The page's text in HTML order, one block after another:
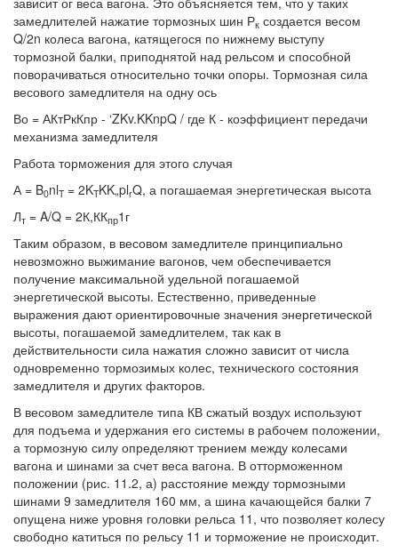
замедлителей нажатие тормозных шин Рк создается весом
Q/2n колеса вагона, катящегося по нижнему выступу
тормозной балки, приподнятой над рельсом и способной
поворачиваться относительно точки опоры. Тормозная сила
весового замедлителя на одну ось
Во = АКтРкКпр - ‘ZKv.KKnpQ / где К - коэффициент передачи
механизма замедлителя
Работа торможения для этого случая
А = B0nlT= 2KTKK„plrQ, а погашаемая энергетическая высота
Лт = A/Q = 2К,ККпр1г
Таким образом, в весовом замедлителе принципиально
невозможно выжимание вагонов, чем обеспечивается
получение максимальной удельной погашаемой
энергетической высоты. Естественно, приведенные
выражения дают ориентировочные значения энергетической
высоты, погашаемой замедлителем, так как в
действительности сила нажатия сложно зависит от числа
одновременно тормозимых колес, технического состояния
замедлителя и других факторов.
В весовом замедлителе типа КВ сжатый воздух используют
для подъема и удержания его системы в рабочем положении,
а тормозную силу определяют трением между колесами
вагона и шинами за счет веса вагона. В отторможенном
положении (рис. 11.2, а) расстояние между тормозными
шинами 9 замедлителя 160 мм, а шина качающейся балки 7
опущена ниже уровня головки рельса 11, что позволяет колесу
свободно катиться по рельсу 11 и торможение не происходит.